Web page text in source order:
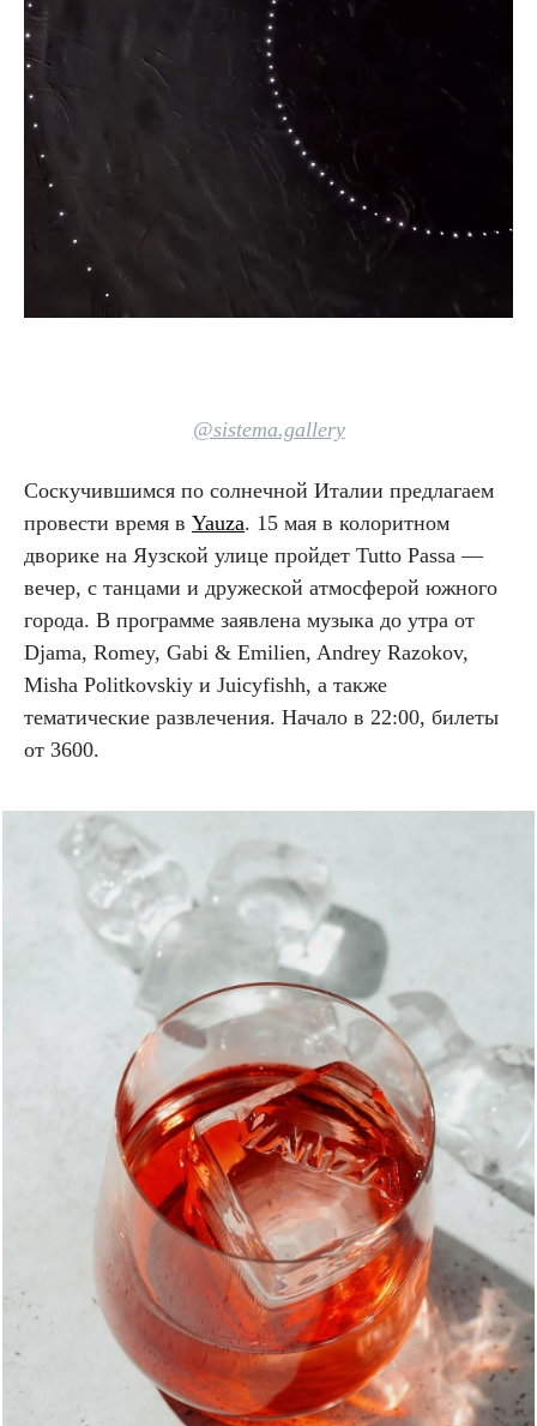
@sistema.gallery
Cоскучившимся по солнечной Италии предлагаем
провести время в Yauza. 15 мая в колоритном
дворике на Яузской улице пройдет Tutto Passa —
вечер, с танцами и дружеской атмосферой южного
города. В программе заявлена музыка до утра от
Djama, Romey, Gabi & Emilien, Andrey Razokov,
Misha Politkovskiy и Juicyfishh, а также
тематические развлечения. Начало в 22:00, билеты
от 3600.